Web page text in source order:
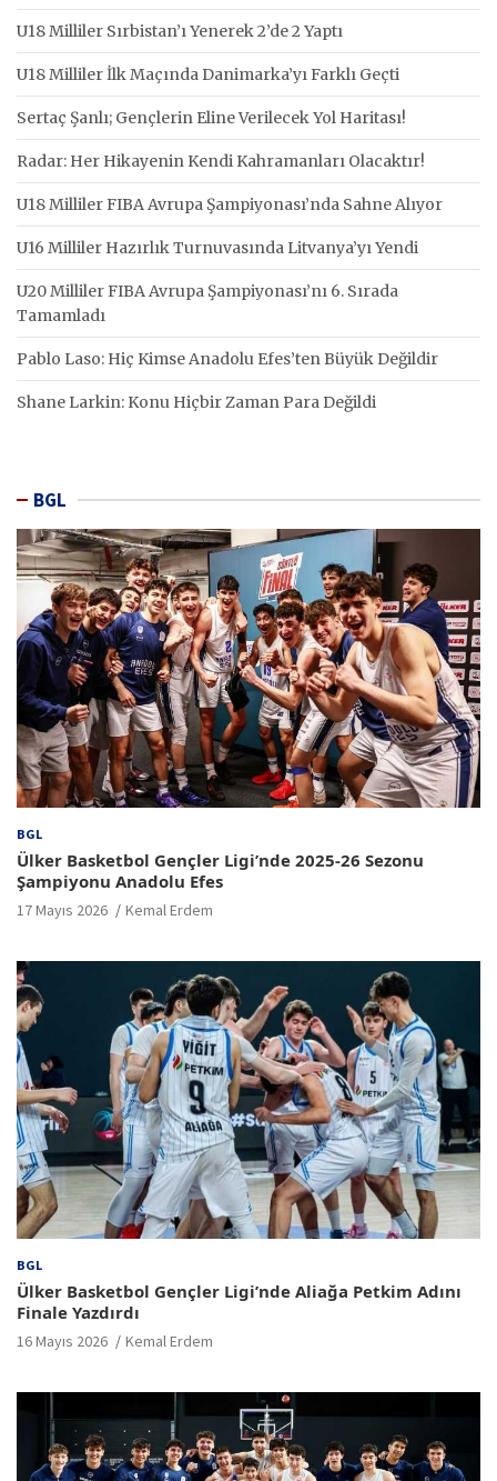
U18 Milliler Sırbistan’ı Yenerek 2’de 2 Yaptı
U18 Milliler İlk Maçında Danimarka’yı Farklı Geçti
Sertaç Şanlı; Gençlerin Eline Verilecek Yol Haritası!
Radar: Her Hikayenin Kendi Kahramanları Olacaktır!
U18 Milliler FIBA Avrupa Şampiyonası’nda Sahne Alıyor
U16 Milliler Hazırlık Turnuvasında Litvanya’yı Yendi
U20 Milliler FIBA Avrupa Şampiyonası’nı 6. Sırada
Tamamladı
Pablo Laso: Hiç Kimse Anadolu Efes’ten Büyük Değildir
Shane Larkin: Konu Hiçbir Zaman Para Değildi
BGL
BGL
Ülker Basketbol Gençler Ligi’nde 2025-26 Sezonu
Şampiyonu Anadolu Efes
17 Mayıs 2026 Kemal Erdem
BGL
Ülker Basketbol Gençler Ligi’nde Aliağa Petkim Adını
Finale Yazdırdı
16 Mayıs 2026 Kemal Erdem